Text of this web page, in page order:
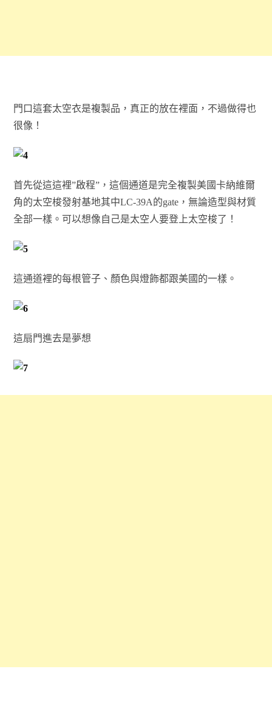
門口這套太空衣是複製品，真正的放在裡面，不過做得也
很像！
首先從這這裡”啟程”，這個通道是完全複製美國卡納維爾
角的太空梭發射基地其中LC-39A的gate，無論造型與材質
全部一樣。可以想像自己是太空人要登上太空梭了！
這通道裡的每根管子、顏色與燈飾都跟美國的一樣。
這扇門進去是夢想